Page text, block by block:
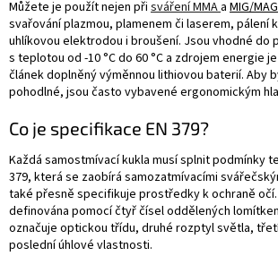
Můžete je použít nejen při sváření MMA a MIG/MAG
svařování plazmou, plamenem či laserem, pálení
uhlíkovou elektrodou i broušení. Jsou vhodné do
s teplotou od -10 °C do 60 °C a zdrojem energie
článek doplněný výměnnou lithiovou baterií. Aby
pohodlné, jsou často vybavené ergonomickým
Co je specifikace EN 379?
Každá samostmívací kukla musí splnit podmínky
379, která se zaobírá samozatmívacími
také přesně specifikuje prostředky k ochraně
definována pomocí čtyř čísel oddělených
označuje optickou třídu, druhé rozptyl světla,
poslední úhlové vlastnosti.